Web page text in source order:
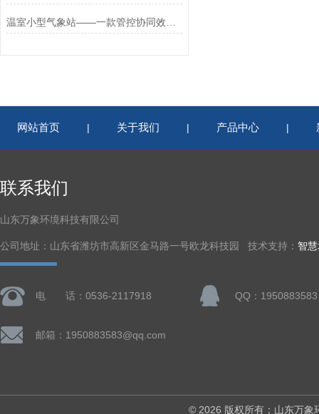
网站首页 | 关于我们 | 产品中心 |
联系我们
山东万象环境科技有限公司
公司地址：山东省潍坊市高新区金马路一号欧龙科技园 技术支持： 智
电 话：0536-2117918 QQ：1950883583
邮箱：1950883583@qq.com
© 2026 版权所有：山东万